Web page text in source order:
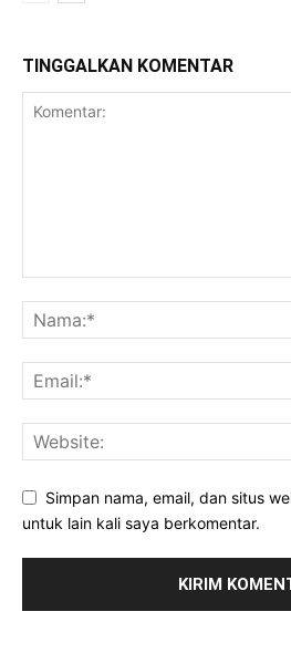
TINGGALKAN KOMENTAR
Simpan nama, email, dan situs
untuk lain kali saya berkomentar.